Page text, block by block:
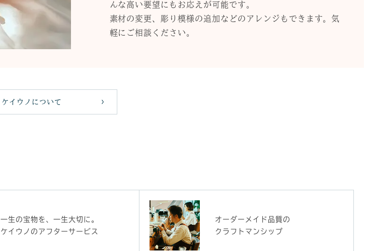
んな高い要望にもお応えが可能です。
素材の変更、彫り模様の追加などのアレンジもできます。気
軽にご相談ください。
ケイウノについて
一生の宝物を、一生大切に。
ケイウノのアフターサービス
オーダーメイド品質の
クラフトマンシップ